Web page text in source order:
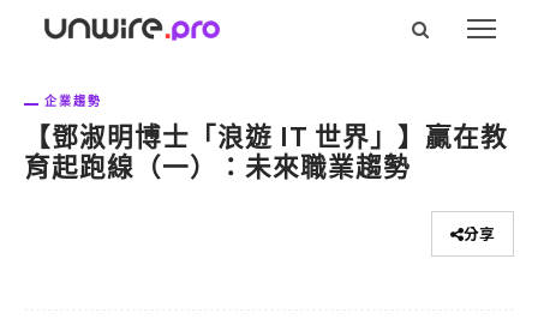
企業趨勢
【鄧淑明博士「浪遊 IT 世界」】贏在教
育起跑線（一）：未來職業趨勢
分享